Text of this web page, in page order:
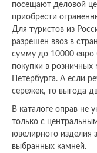
посещают деловой
приобрести
Для туристов из
разрешен ввоз в
сумму до 10000 евро
покупки в
Петербурга. А если
сережек, то выгода
В каталоге оправ не
только с
ювелирного изделия
выбранных камней.